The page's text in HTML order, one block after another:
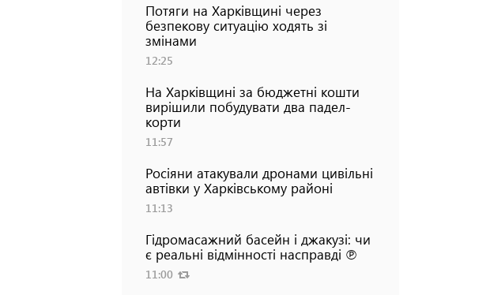
Потяги на Харківщині через
безпекову ситуацію ходять зі
змінами
12:25
На Харківщині за бюджетні кошти
вирішили побудувати два падел-
корти
11:57
Росіяни атакували дронами цивільні
автівки у Харківському районі
11:13
Гідромасажний басейн і джакузі: чи
є реальні відмінності насправді ℗
11:00